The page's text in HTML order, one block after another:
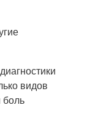
видов
боль